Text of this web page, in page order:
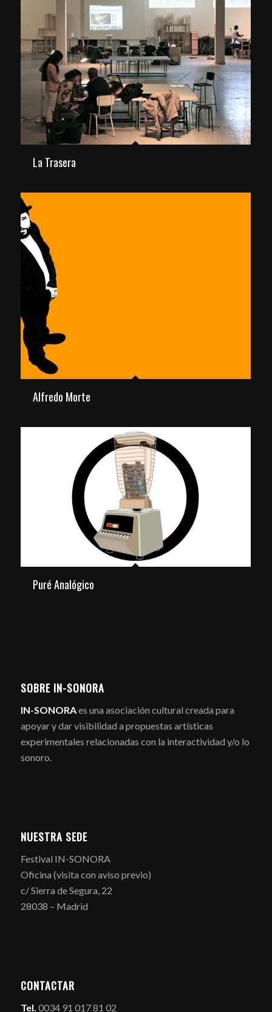
La Trasera
Alfredo Morte
Puré Analógico
SOBRE IN-SONORA
IN-SONORAes una asociación cultural creada para
apoyar y dar visibilidad a propuestas artísticas
experimentales relacionadas con la interactividad y/o lo
sonoro.
NUESTRA SEDE
Festival IN-SONORA
Oficina (visita con aviso previo)
c/ Sierra de Segura, 22
28038 – Madrid
CONTACTAR
Tel. 0034 91 017 81 02